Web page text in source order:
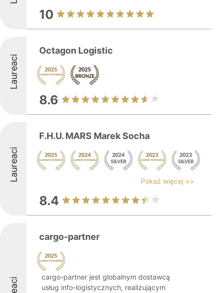
10
Laureaci
Octagon Logistic
8.6
Laureaci
F.H.U. MARS Marek Socha
Pokaż więcej >>
8.4
cargo-partner
cargo-partner jest globalnym dostawcą
usług info-logistycznych, realizującym